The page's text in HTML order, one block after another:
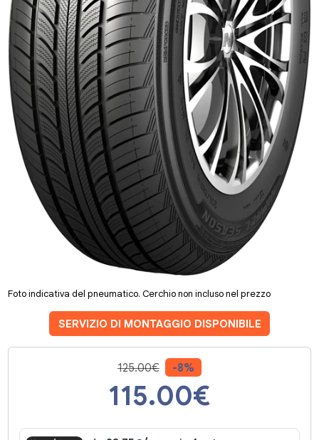
Foto indicativa del pneumatico. Cerchio non incluso nel prezzo
SERVIZIO DI MONTAGGIO DISPONIBILE
125.00€ -8%
115.00€